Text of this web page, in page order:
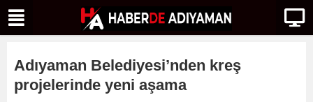
Adıyaman Belediyesi’nden kreş
projelerinde yeni aşama